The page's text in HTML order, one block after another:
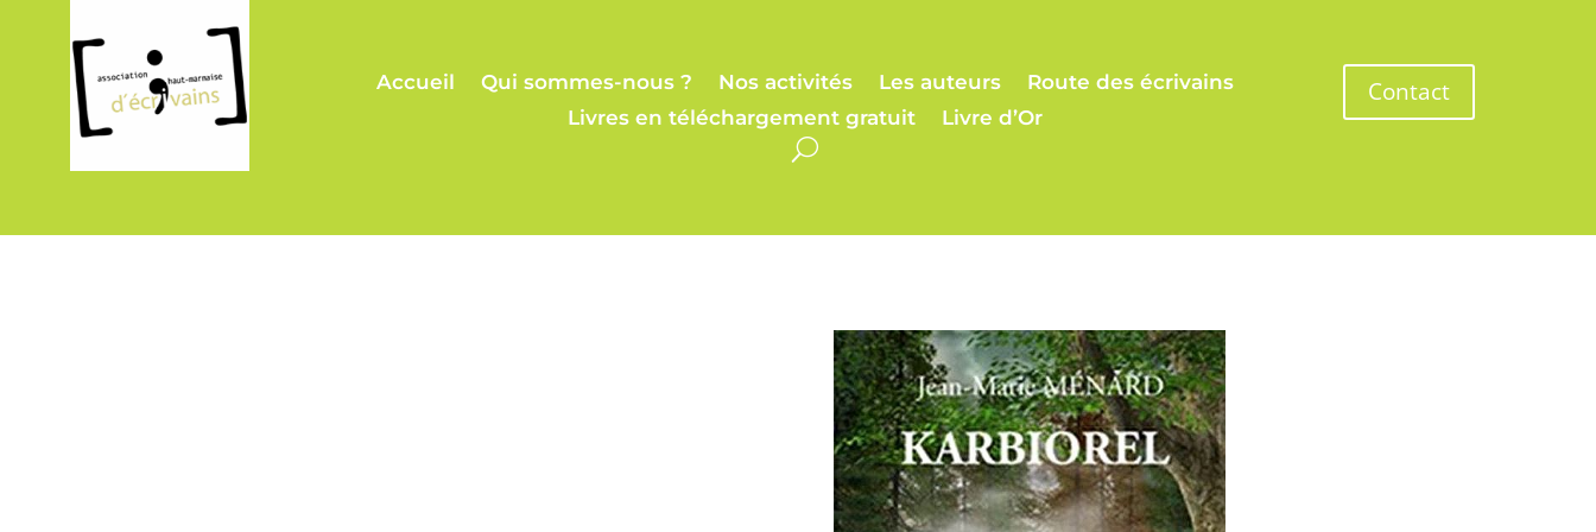
Accueil Qui sommes-nous ? Nos activités Les auteurs
Route des écrivains
Livres en téléchargement gratuit
Livre d’Or
Contact